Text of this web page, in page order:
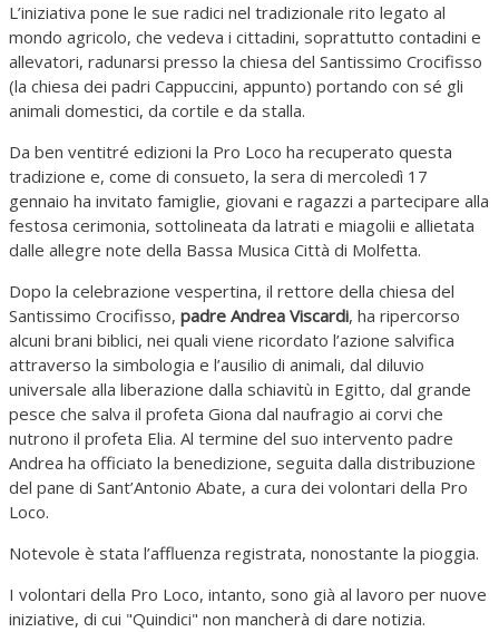
L’iniziativa pone le sue radici nel tradizionale rito legato al
mondo agricolo, che vedeva i cittadini, soprattutto contadini e
allevatori, radunarsi presso la chiesa del Santissimo Crocifisso
(la chiesa dei padri Cappuccini, appunto) portando con sé gli
animali domestici, da cortile e da stalla.
Da ben ventitré edizioni la Pro Loco ha recuperato questa
tradizione e, come di consueto, la sera di mercoledì 17
gennaio ha invitato famiglie, giovani e ragazzi a partecipare alla
festosa cerimonia, sottolineata da latrati e miagolii e allietata
dalle allegre note della Bassa Musica Città di Molfetta.
Dopo la celebrazione vespertina, il rettore della chiesa del
Santissimo Crocifisso, padre Andrea Viscardi, ha ripercorso
alcuni brani biblici, nei quali viene ricordato l’azione salvifica
attraverso la simbologia e l’ausilio di animali, dal diluvio
universale alla liberazione dalla schiavitù in Egitto, dal grande
pesce che salva il profeta Giona dal naufragio ai corvi che
nutrono il profeta Elia. Al termine del suo intervento padre
Andrea ha officiato la benedizione, seguita dalla distribuzione
del pane di Sant’Antonio Abate, a cura dei volontari della Pro
Loco.
Notevole è stata l’affluenza registrata, nonostante la pioggia.
I volontari della Pro Loco, intanto, sono già al lavoro per nuove
iniziative, di cui "Quindici" non mancherà di dare notizia.